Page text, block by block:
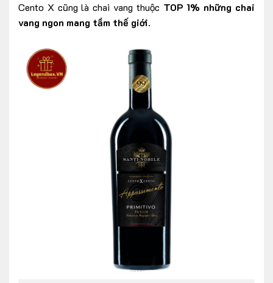
Cento X cũng là chai vang thuộc TOP 1% những chai
vang ngon mang tầm thế giới.